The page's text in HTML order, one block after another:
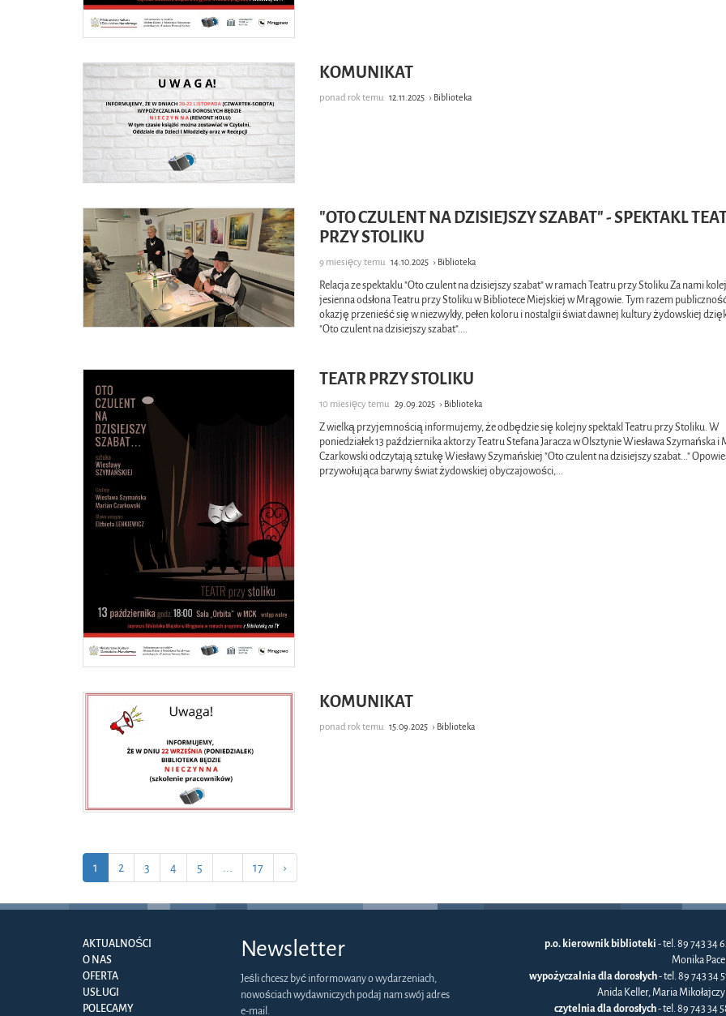
KOMUNIKAT
ponad rok temu 12.11.2025› Biblioteka
"OTO CZULENT NA DZISIEJSZY SZABAT" - SPEKTAKL
PRZY STOLIKU
9 miesięcy temu 14.10.2025› Biblioteka
Relacja ze spektaklu "Oto czulent na dzisiejszy szabat" w ramach Teatru przy Stoliku Za nami
jesienna odsłona Teatru przy Stoliku w Bibliotece Miejskiej w Mrągowie. Tym razem
okazję przenieść się w niezwykły, pełen koloru i nostalgii świat dawnej kultury żydowskiej
"Oto czulent na dzisiejszy szabat".
TEATR PRZY STOLIKU
10 miesięcy temu 29.09.2025› Biblioteka
Z wielką przyjemnością informujemy, że odbędzie się kolejny spektakl Teatru przy Stoliku. W
poniedziałek 13 października aktorzy Teatru Stefana Jaracza w Olsztynie Wiesława Szymańska i
Czarkowski odczytają sztukę Wiesławy Szymańskiej "Oto czulent na dzisiejszy szabat..."
przywołująca barwny świat żydowskiej obyczajowości,
KOMUNIKAT
ponad rok temu 15.09.2025› Biblioteka
1 2 3 4 5 ... 17 ›
AKTUALNOŚCI
O NAS
OFERTA
USŁUGI
POLECAMY
Newsletter
Jeśli chcesz być informowany o wydarzeniach,
nowościach wydawniczych podaj nam swój adres
e-mail.
p.o. kierownik biblioteki - tel. 89 743 34
Monika
wypożyczalnia dla dorosłych- tel. 89 743 34
Anida Keller, Maria
czytelnia dla dorosłych- tel. 89 743 34